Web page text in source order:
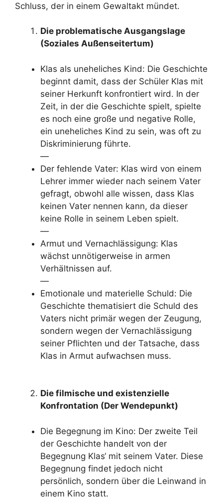
Schluss, der in einem Gewaltakt mündet.
Die problematische Ausgangslage
(Soziales Außenseitertum)
Klas als uneheliches Kind: Die Geschichte
beginnt damit, dass der Schüler Klas mit
seiner Herkunft konfrontiert wird. In der
Zeit, in der die Geschichte spielt, spielte
es noch eine große und negative Rolle,
ein uneheliches Kind zu sein, was oft zu
Diskriminierung führte.
—
Der fehlende Vater: Klas wird von einem
Lehrer immer wieder nach seinem Vater
gefragt, obwohl alle wissen, dass Klas
keinen Vater nennen kann, da dieser
keine Rolle in seinem Leben spielt.
—
Armut und Vernachlässigung: Klas
wächst unnötigerweise in armen
Verhältnissen auf.
—
Emotionale und materielle Schuld: Die
Geschichte thematisiert die Schuld des
Vaters nicht primär wegen der Zeugung,
sondern wegen der Vernachlässigung
seiner Pflichten und der Tatsache, dass
Klas in Armut aufwachsen muss.
Die filmische und existenzielle
Konfrontation (Der Wendepunkt)
Die Begegnung im Kino: Der zweite Teil
der Geschichte handelt von der
Begegnung Klas‘ mit seinem Vater. Diese
Begegnung findet jedoch nicht
persönlich, sondern über die Leinwand in
einem Kino statt.